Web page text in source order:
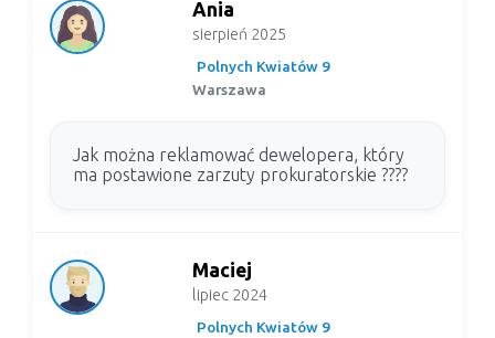
Ania
sierpień 2025
Polnych Kwiatów 9
Warszawa
Jak można reklamować dewelopera, który
ma postawione zarzuty prokuratorskie ????
Maciej
lipiec 2024
Polnych Kwiatów 9